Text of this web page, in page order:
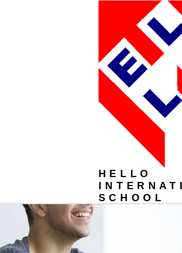
H E L L O
I N T E R N A
S C H O O L